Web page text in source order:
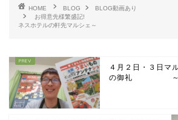
HOME BLOG
BLOG動画あり
お得意先様繁盛記! ～
ネスホテルの軒先マルシェ～
４月２日・３日マ
の御礼 ～